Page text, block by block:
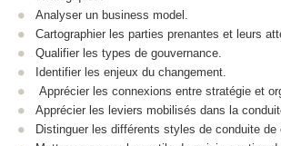
Analyser un business model.
Cartographier les parties prenantes et leurs
Qualifier les types de gouvernance.
Identifier les enjeux du changement.
Apprécier les connexions entre stratégie et
Apprécier les leviers mobilisés dans la
Distinguer les différents styles de conduite de